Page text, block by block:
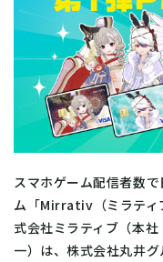
スマホゲーム配信者数
ム「Mirrativ（ミラテ
式会社ミラティブ（本
一）は、株式会社丸井